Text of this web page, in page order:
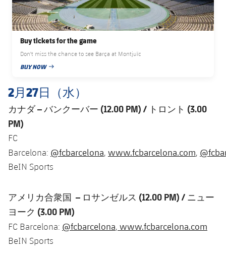
Buy tickets for the game
Don't miss the chance to see Barça at Montjuïc
BUY NOW
PUBLISHED NEWS
2月27日（水）
カナダ – バンクーバー (12.00 PM) / トロント (3.00
PM)
FC
Barcelona: @fcbarcelona, www.fcbarcelona.com,
BeIN Sports
アメリカ合衆国 – ロサンゼルス (12.00 PM) / ニュー
ヨーク (3.00 PM)
FC Barcelona: @fcbarcelona, www.fcbarcelona.com
BeIN Sports